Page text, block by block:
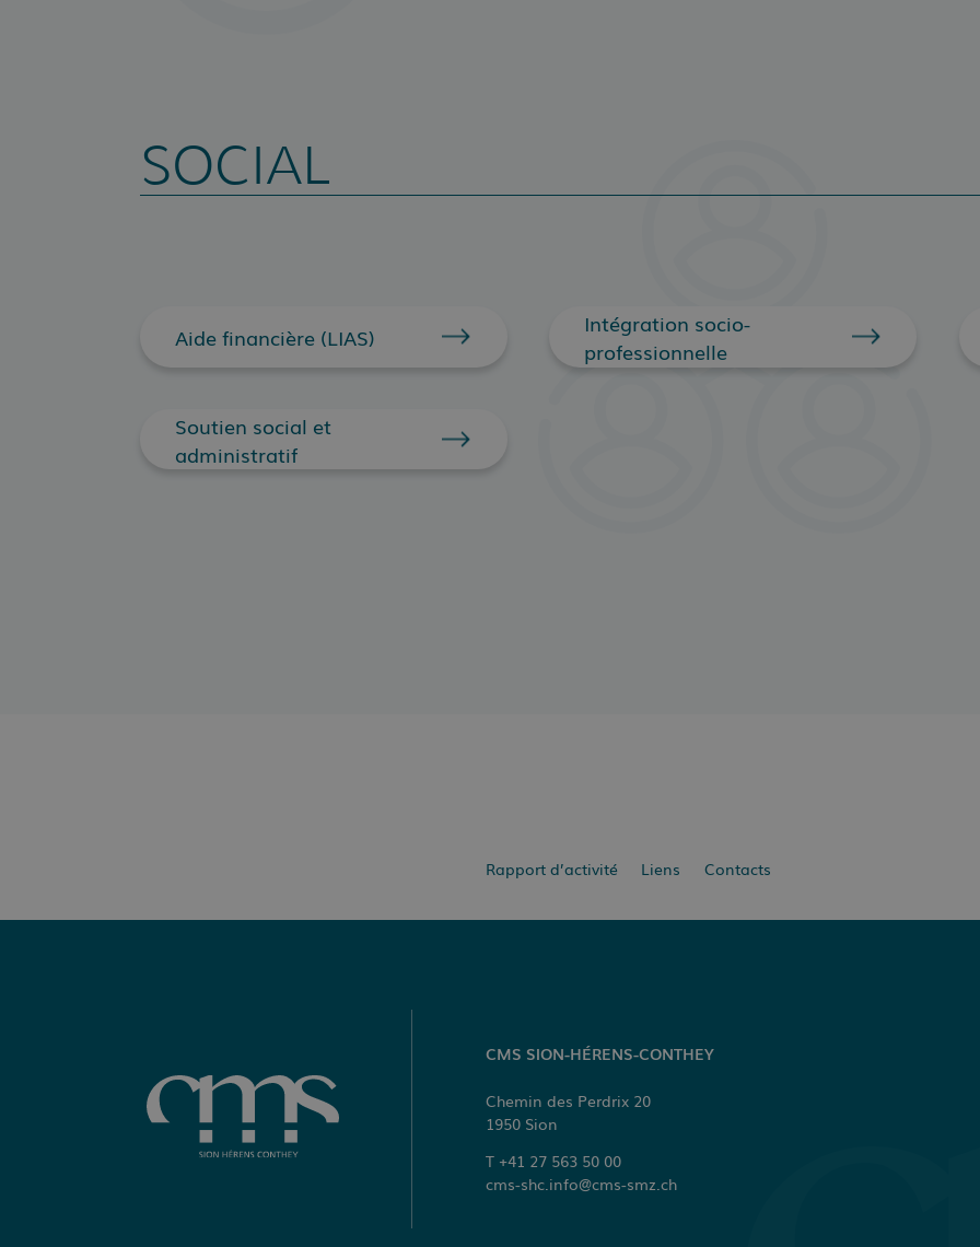
SOCIAL
Aide financière (LIAS)
Intégration socio-
professionnelle
Soutien social et
administratif
Rapport d’activité Liens Contacts
CMS SION-HÉRENS-CONTHEY
Chemin des Perdrix 20
1950 Sion
+41 27 563 50 00
cms-shc.info@cms-smz.ch